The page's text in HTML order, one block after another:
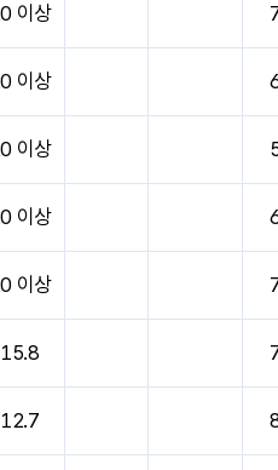
이상
이상
이상
이상
이상
15.8
12.7